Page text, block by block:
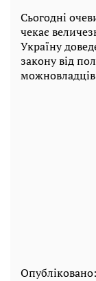
Сьогодні
чекає
Україну
закону від
Опубліковано: